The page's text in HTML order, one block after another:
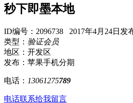
秒下即墨本地
ID编号：2096738 2017年4月24日发
类型： 验证会员
地区：开发区
发布：苹果手机分期
电话： 13061275789
电话联系给我留言